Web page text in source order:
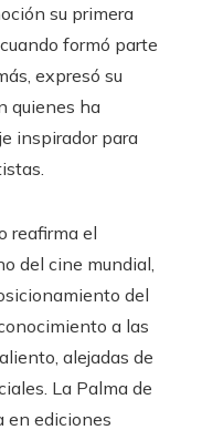
su primera
formó parte
expresó su
quienes ha
inspirador para
reafirma el
del cine mundial,
del
a las
alejadas de
La Palma de
en ediciones